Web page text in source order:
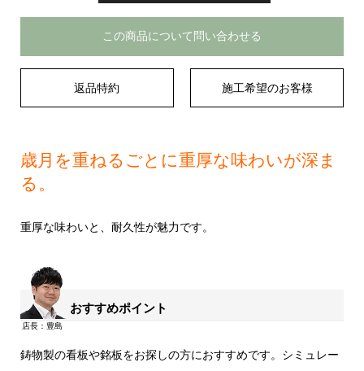
この商品について問い合わせる
返品特約 施工希望のお客様
歳月を重ねるごとに重厚な味わいが深ま
る。
重厚な味わいと、耐久性が魅力です。
おすすめポイント
鋳物製の看板や銘板をお探しの方におすすめです。シミュレー